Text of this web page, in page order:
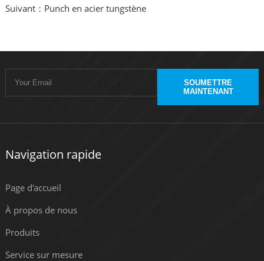
Suivant：Punch en acier tungstène
SOUMETTRE
MAINTENANT
Navigation rapide
Page d'accueil
À propos de nous
Produits
Service sur mesure